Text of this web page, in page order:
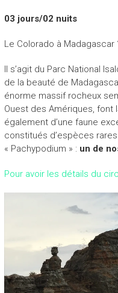
03 jours/02 nuits
Le Colorado à Madagascar
Il s’agit du Parc National
de la beauté de
énorme massif rocheux
Ouest des Amériques, font
également d’une faune
constitués d’espèces
« Pachypodium » : un de
Pour avoir les détails du